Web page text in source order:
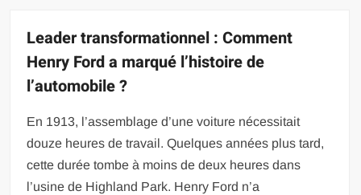
Leader transformationnel : Comment
Henry Ford a marqué l’histoire de
l’automobile ?
En 1913, l’assemblage d’une voiture nécessitait
douze heures de travail. Quelques années plus tard,
cette durée tombe à moins de deux heures dans
l’usine de Highland Park. Henry Ford n’a